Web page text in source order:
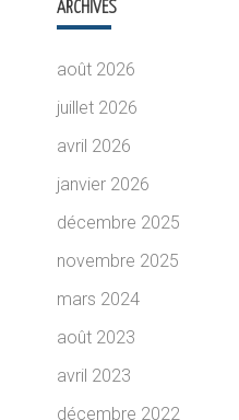
ARCHIVES
août 2026
juillet 2026
avril 2026
janvier 2026
décembre 2025
novembre 2025
mars 2024
août 2023
avril 2023
décembre 2022